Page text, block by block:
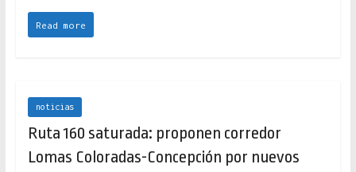
Read more
noticias
Ruta 160 saturada: proponen corredor
Lomas Coloradas-Concepción por nuevos